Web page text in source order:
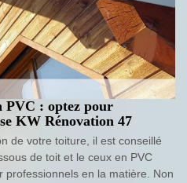
PVC : optez pour
KW Rénovation 47
de votre toiture, il est conseillé
de toit et le ceux en PVC
professionnels en la matière. Non